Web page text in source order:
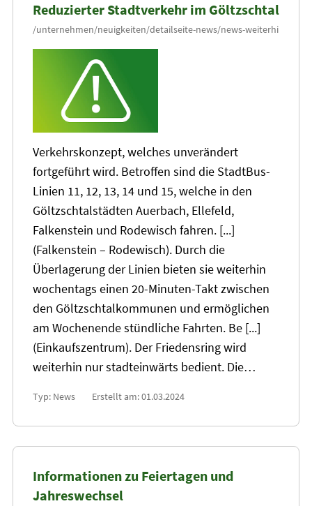
Reduzierter Stadtverkehr im Göltzschtal
Verkehrskonzept, welches unverändert
fortgeführt wird. Betroffen sind die StadtBus-
Linien 11, 12, 13, 14 und 15, welche in den
Göltzschtalstädten Auerbach, Ellefeld,
Falkenstein und Rodewisch fahren. [...]
(Falkenstein – Rodewisch). Durch die
Überlagerung der Linien bieten sie weiterhin
wochentags einen 20-Minuten-Takt zwischen
den Göltzschtalkommunen und ermöglichen
am Wochenende stündliche Fahrten. Be [...]
(Einkaufszentrum). Der Friedensring wird
weiterhin nur stadteinwärts bedient. Die…
Typ: News Erstellt am: 01.03.2024
Informationen zu Feiertagen und
Jahreswechsel